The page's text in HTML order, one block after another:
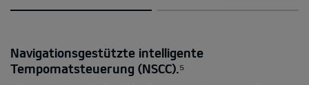
Navigationsgestützte intelligente
Tempomatsteuerung (NSCC).⁵